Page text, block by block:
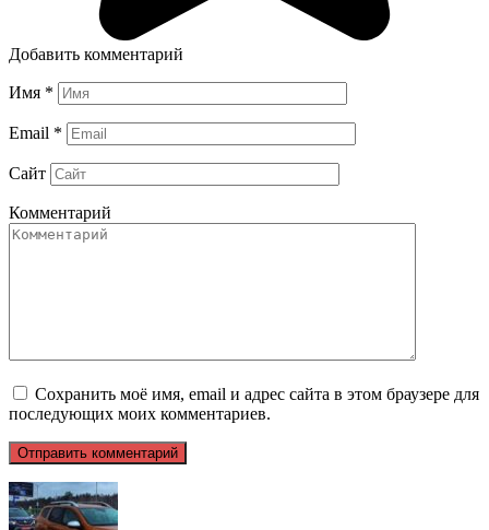
Добавить комментарий
Имя *
Email *
Сайт
Комментарий
Сохранить моё имя, email и адрес сайта в этом браузере для
последующих моих комментариев.